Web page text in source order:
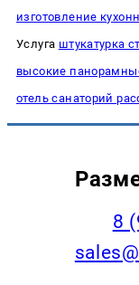
изготовление
Услуга штукатурка
высокие
отель санаторий
8